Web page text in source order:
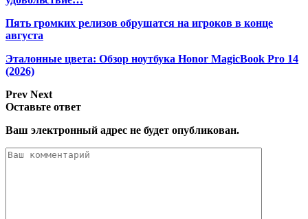
Пять громких релизов обрушатся на игроков в конце
августа
Эталонные цвета: Обзор ноутбука Honor MagicBook Pro 14
(2026)
Prev Next
Оставьте ответ
Ваш электронный адрес не будет опубликован.